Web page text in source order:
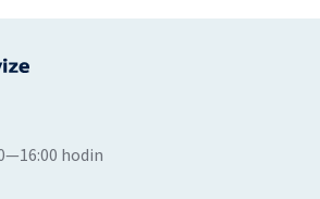
hodin